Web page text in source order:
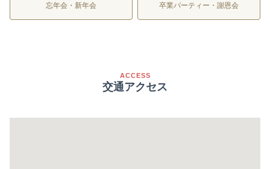
忘年会・新年会 卒業パーティー・謝恩会
ACCESS
交通アクセス